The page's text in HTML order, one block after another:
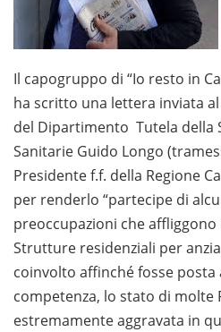
Il capogruppo di “Io resto in
ha scritto una lettera inviata
del Dipartimento Tutela della
Sanitarie Guido Longo
Presidente f.f. della Regione
per renderlo “partecipe di
preoccupazioni che
Strutture residenziali per
coinvolto affinché fosse posta
competenza, lo stato di molte
estremamente aggravata in